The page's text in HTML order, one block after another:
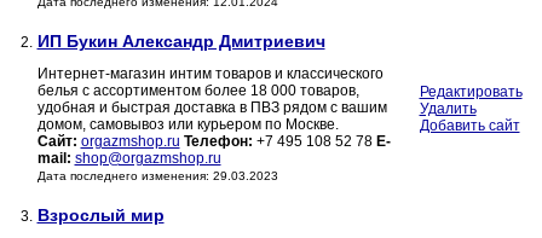
2. ИП Букин Александр Дмитриевич
Интернет-магазин интим товаров и классического
белья с ассортиментом более 18 000 товаров,
удобная и быстрая доставка в ПВЗ рядом с вашим
домом, самовывоз или курьером по Москве.
Сайт: orgazmshop.ru Телефон: +7 495 108 52 78 E-
mail: shop@orgazmshop.ru
Дата последнего изменения: 29.03.2023
Редактировать
Удалить
Добавить сайт
3. Взрослый мир